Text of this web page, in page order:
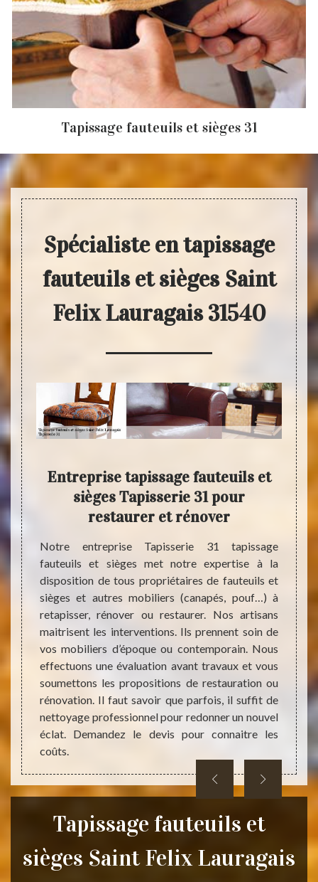
Tapissage fauteuils et sièges 31
Spécialiste en tapissage
fauteuils et sièges Saint
Felix Lauragais 31540
La
peut
des
de
prix
des
Entreprise tapissage fauteuils et
sièges Tapisserie 31 pour
restaurer et rénover
Notre entreprise Tapisserie 31 tapissage
fauteuils et sièges met notre expertise à la
disposition de tous propriétaires de fauteuils et
sièges et autres mobiliers (canapés, pouf…) à
retapisser, rénover ou restaurer. Nos artisans
maitrisent les interventions. Ils prennent soin de
vos mobiliers d’époque ou contemporain. Nous
effectuons une évaluation avant travaux et vous
soumettons les propositions de restauration ou
rénovation. Il faut savoir que parfois, il suffit de
nettoyage professionnel pour redonner un nouvel
éclat. Demandez le devis pour connaitre les
coûts.
Le
cette
des
Tapissage fauteuils et
sièges Saint Felix Lauragais